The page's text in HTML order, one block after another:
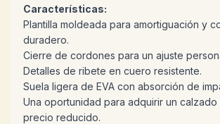
Características:
Plantilla moldeada para amortiguación y
duradero.
Cierre de cordones para un ajuste
Detalles de ribete en cuero resistente.
Suela ligera de EVA con absorción de
Una oportunidad para adquirir un
precio reducido.